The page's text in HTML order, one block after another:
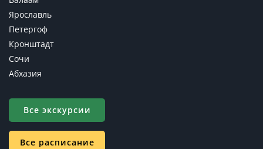
Ярославль
Петергоф
Кронштадт
Сочи
Абхазия
Все экскурсии
Все расписание